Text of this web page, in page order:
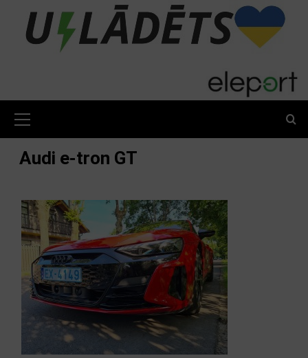
content
Menu
Audi e-tron GT